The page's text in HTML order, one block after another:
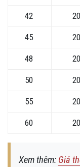
42
45
48
50
55
60
Xem thêm: Giá